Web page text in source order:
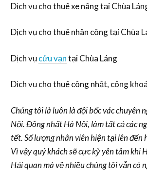
Dịch vụ cho thuê xe nâng tại Chùa
Dịch vụ cho thuê nhân công tại Chùa
Dịch vụcửu vạntại Chùa Láng
Dịch vụ cho thuê công nhật, công
Chúng tôi là luôn là đội bốc vác chuyên
Nội. Đông nhất Hà Nội, làm tất cả các
tết. Số lượng nhân viên hiện tại lên
Vì vậy quý khách sẽ cực kỳ yên tâm khi
Hải quan mà về nhiều chúng tôi vẫn có